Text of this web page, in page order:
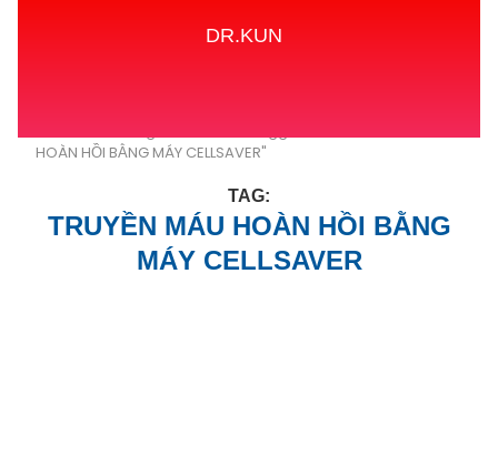
DR.KUN
HOÀN HỒI BẰNG MÁY CELLSAVER"
TAG:
TRUYỀN MÁU HOÀN HỒI BẰNG
MÁY CELLSAVER